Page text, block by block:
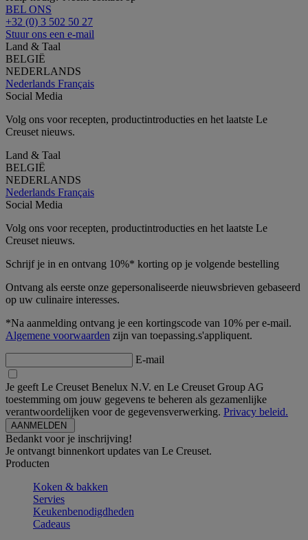
BEL ONS
+32 (0) 3 502 50 27
Stuur ons een e-mail
Land & Taal
BELGIË
NEDERLANDS
Nederlands Français
Social Media
Volg ons voor recepten, productintroducties en het laatste Le
Creuset nieuws.
Land & Taal
BELGIË
NEDERLANDS
Nederlands Français
Social Media
Volg ons voor recepten, productintroducties en het laatste Le
Creuset nieuws.
Schrijf je in en ontvang 10%* korting op je volgende bestelling
Ontvang als eerste onze gepersonaliseerde nieuwsbrieven gebaseerd
op uw culinaire interesses.
*Na aanmelding ontvang je een kortingscode van 10% per e-mail.
Algemene voorwaarden zijn van toepassing.s'appliquent.
E-mail
Je geeft Le Creuset Benelux N.V. en Le Creuset Group AG
toestemming om jouw gegevens te beheren als gezamenlijke
verantwoordelijken voor de gegevensverwerking. Privacy beleid.
Bedankt voor je inschrijving!
Je ontvangt binnenkort updates van Le Creuset.
Producten
Koken & bakken
Servies
Keukenbenodigdheden
Cadeaus